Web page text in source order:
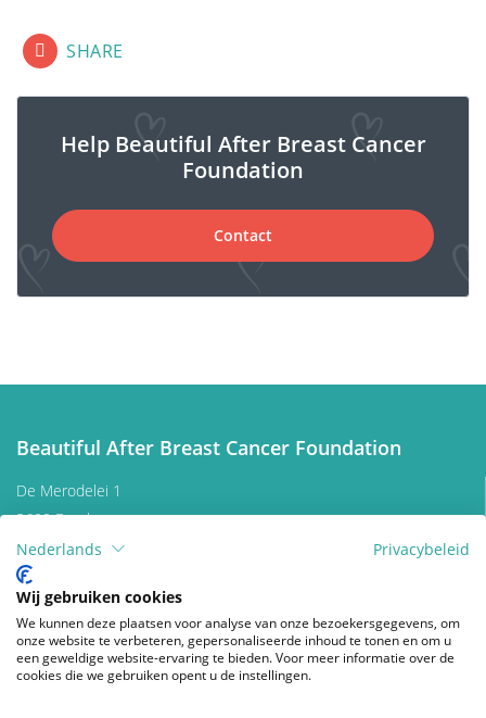
Nederlands Privacybeleid
Wij gebruiken cookies
We kunnen deze plaatsen voor analyse van onze bezoekersgegevens, om
onze website te verbeteren, gepersonaliseerde inhoud te tonen en om u
een geweldige website-ervaring te bieden. Voor meer informatie over de
cookies die we gebruiken opent u de instellingen.
SHARE
fab fa-lg fa-facebook-square
fab fa-lg fa-linkedin
Help Beautiful After Breast Cancer
Foundation
Contact
Beautiful After Breast Cancer Foundation
De Merodelei 1
2600 Berchem
Belgium
Contacteer ons
Doneren
Volg ons